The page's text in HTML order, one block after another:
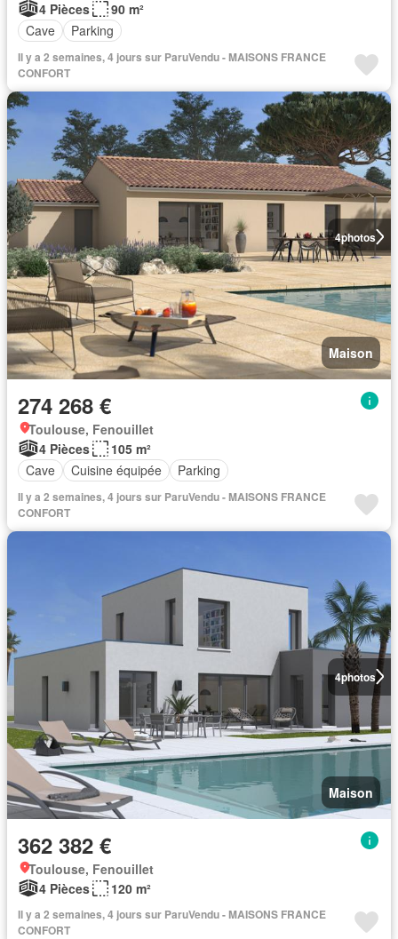
4 Pièces
90 m²
Cave
Parking
Il y a 2 semaines, 4 jours sur ParuVendu - MAISONS FRANCE
CONFORT
4photos
Maison
274 268 €
Toulouse, Fenouillet
4 Pièces
105 m²
Cave
Cuisine équipée Parking
Il y a 2 semaines, 4 jours sur ParuVendu - MAISONS FRANCE
CONFORT
4photos
Maison
362 382 €
Toulouse, Fenouillet
4 Pièces
120 m²
Il y a 2 semaines, 4 jours sur ParuVendu - MAISONS FRANCE
CONFORT